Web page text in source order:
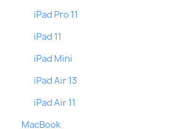
iPad Pro 11
iPad 11
iPad Mini
iPad Air 13
iPad Air 11
MacBook